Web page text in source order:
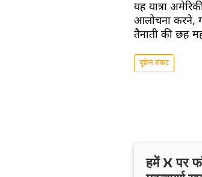
यह यात्रा
आलोचना करने,
तैनाती की छह
यूक्रेन संकट
हमें X पर